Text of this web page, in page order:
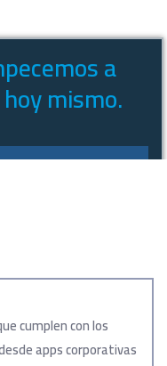
a
mismo.
cumplen con los
appscorporativas